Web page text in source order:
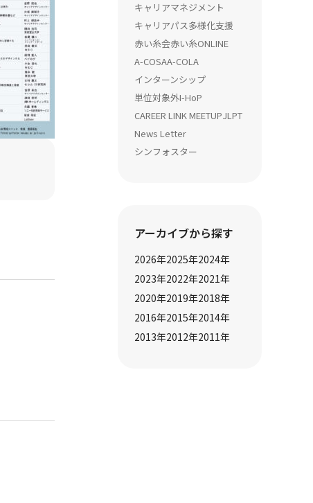
キャリアマネジメント
キャリアパス多様化支援
赤い糸会赤い糸ONLINE
A-COSAA-COLA
インターンシップ
単位対象外I-HoP
CAREER LINK MEETUPJLPT
News Letter
シンフォスター
アーカイブから探す
2026年2025年2024年
2023年2022年2021年
2020年2019年2018年
2016年2015年2014年
2013年2012年2011年